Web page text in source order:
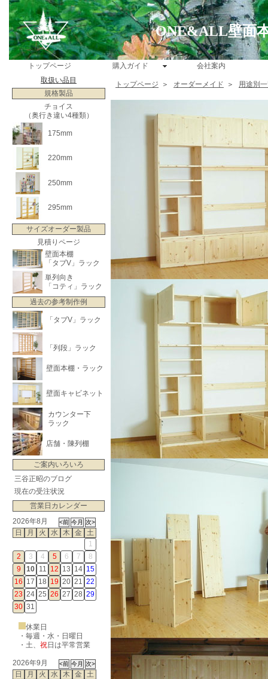
ONE&ALL壁面
トップページ 購入ガイド
会社案内
取扱い品目
規格製品
チョイス
（奥行き違い4種類）
175mm
220mm
250mm
295mm
サイズオーダー製品
見積りページ
壁面本棚
「タブV」ラック
単列向き
「コティ」ラック
過去の参考制作例
「タブV」ラック
「列段」ラック
壁面本棚・ラック
壁面キャビネット
カウンター下
ラック
店舗・陳列棚
ご案内いろいろ
三谷正昭のブログ
現在の受注状況
営業日カレンダー
2026年8月
日
月 火 水 木 金
土
1
2
3 4 5 6 7
8
9
10 11 12 13 14 15
16 17 18 19 20 21 22
23 24 25 26 27 28 29
30 31
休業日
・毎週・水・日曜日
・ 土、 祝日は平常営業
2026年9月
日
月 火 水 木 金
土
トップページ ＞ オーダーメイド ＞ 用途別